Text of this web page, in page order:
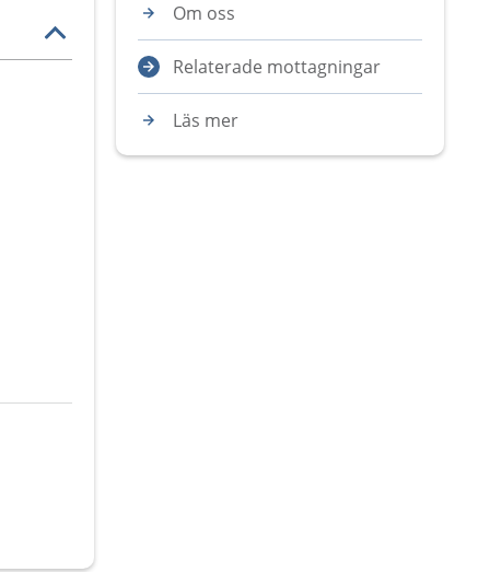
Om oss
Relaterade mottagningar
Läs mer